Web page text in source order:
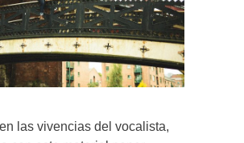
las vivencias del vocalista,